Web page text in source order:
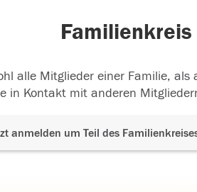
Familienkreis
alle Mitglieder einer Familie,
in Kontakt mit anderen
anmelden um Teil des